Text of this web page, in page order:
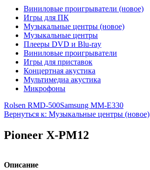
Виниловые проигрыватели (новое)
Игры для ПК
Музыкальные центры (новое)
Музыкальные центры
Плееры DVD и Blu-ray
Виниловые проигрыватели
Игры для приставок
Концертная акустика
Мультимедиа акустика
Микрофоны
Rolsen RMD-500Samsung MM-E330
Вернуться к: Музыкальные центры (новое)
Pioneer X-PM12
Описание